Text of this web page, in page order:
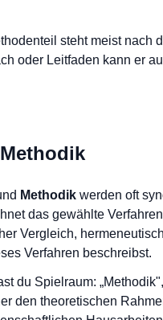
steht meist nach
oder Leitfaden kann er
Methodik werden oft
das gewählte
Vergleich,
Verfahren beschreibst.
du Spielraum:
den theoretischen